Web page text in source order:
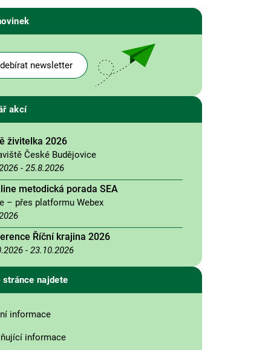
newsletter
akcí
živitelka 2026
České Budějovice
- 25.8.2026
metodická porada SEA
– přes platformu Webex
Říční krajina 2026
- 23.10.2026
stránce najdete
informace
informace